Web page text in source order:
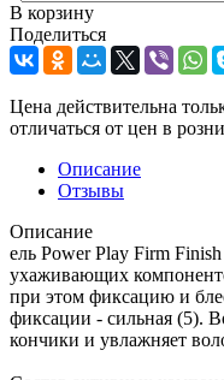
В корзину
Поделиться
Цена действительна
отличаться от цен в
Описание
Отзывы
Описание
ель Power Play Firm
ухаживающих
при этом фиксацию и
фиксации - сильная (5).
кончики и увлажняет